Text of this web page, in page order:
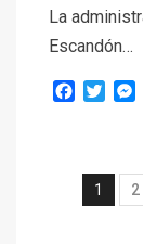
La
Escandón…
1 2